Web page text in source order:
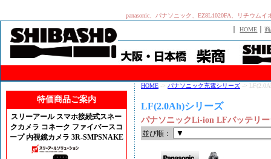
panasonic、パナソニック、EZ8L1020FA、リチウ
｜HOME ｜
特価商品ご案内
スリーアール スマホ接続式スネー
クカメラ コネーク ファイバースコ
ープ 内視鏡カメラ 3R-SMPSNAKE
HOME -> パナソニック充電シリーズ ->
LF(2.0Ah)シリーズ
パナソニックLi-ion LFバッテリ
並び順：